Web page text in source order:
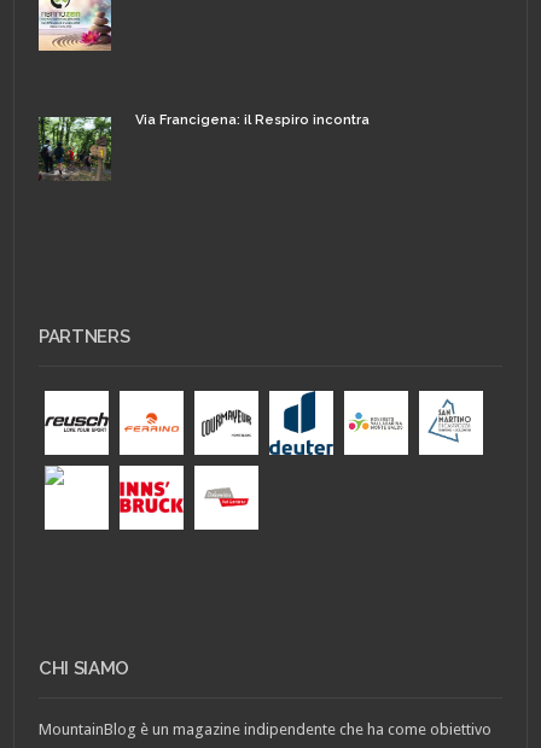
Via Francigena: il Respiro incontra
PARTNERS
CHI SIAMO
MountainBlog è un magazine indipendente che ha come obiettivo